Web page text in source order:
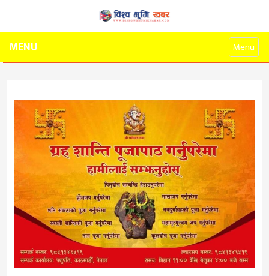
MENU Menu